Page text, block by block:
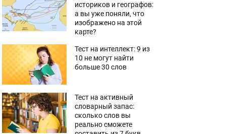
историков и географов:
а вы уже поняли, что
изображено на этой
карте?
Тест на интеллект: 9 из
10 не могут найти
больше 30 слов
Тест на активный
словарный запас:
сколько слов вы
реально сможете